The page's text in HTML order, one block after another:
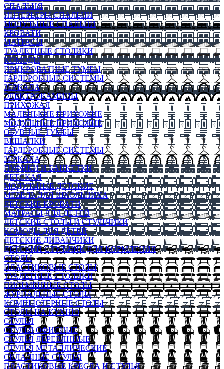
СПАЛЬНЯ
ИНТЕРЬЕРЫ СПАЛЬНИ
МОДУЛЬНЫЕ СПАЛЬНИ
КРОВАТИ
МАТРАСЫ
ТУАЛЕТНЫЕ СТОЛИКИ
КОМОДЫ
ПРИКРОВАТНЫЕ ТУМБЫ
ГАРДЕРОБНЫЕ СИСТЕМЫ
ЗЕРКАЛА
ЭЛЕКТРОКАМИНЫ
ПРИХОЖАЯ
МАЛЕНЬКИЕ ПРИХОЖИЕ
МОДУЛЬНЫЕ ПРИХОЖИЕ
ОБУВНЫЕ ТУМБЫ
ВЕШАЛКИ
ГАРДЕРОБНЫЕ СИСТЕМЫ
ЗЕРКАЛА
ПУФИКИ И БАНКЕТКИ
ДЕТСКАЯ
МОДУЛЬНЫЕ ДЕТСКИЕ
МЕБЕЛЬ ДЛЯ ШКОЛЬНИКА
ДЕТСКИЕ КРОВАТИ
МАТРАСЫ ДЛЯ ДЕТЕЙ
ДЕТСКИЕ СТОЛЫ И СТУЛЬЧИКИ
КОМОДЫ ДЛЯ ДЕТЕЙ
ДЕТСКИЕ ДИВАНЧИКИ
ДЕТСКИЙ СТУЛЬЧИК ДЛЯ КОРМЛЕНИЯ
СТОЛЫ
ПЛАСТИКОВЫЕ СТОЛЫ
ТУАЛЕТНЫЕ СТОЛИКИ
ПИСЬМЕННЫЕ СТОЛЫ
ЖУРНАЛЬНЫЕ СТОЛЫ
КОМПЬЮТЕРНЫЕ СТОЛЫ
СТОЛЫ НА КУХНЮ
СТУЛЬЯ
СТУЛЬЯ ОФИСНЫЕ
СТУЛЬЯ ДЕРЕВЯННЫЕ
СТУЛЬЯ МЕТАЛЛИЧЕСКИЕ
СКЛАДНЫЕ СТУЛЬЯ
ПЛАСТИКОВЫЕ КРЕСЛА И СТУЛЬЯ